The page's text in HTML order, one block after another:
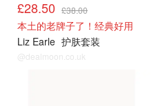
£28.50 £38.00
本土的老牌子了！经典好用
Liz Earle 护肤套装
@dealmoon.co.uk